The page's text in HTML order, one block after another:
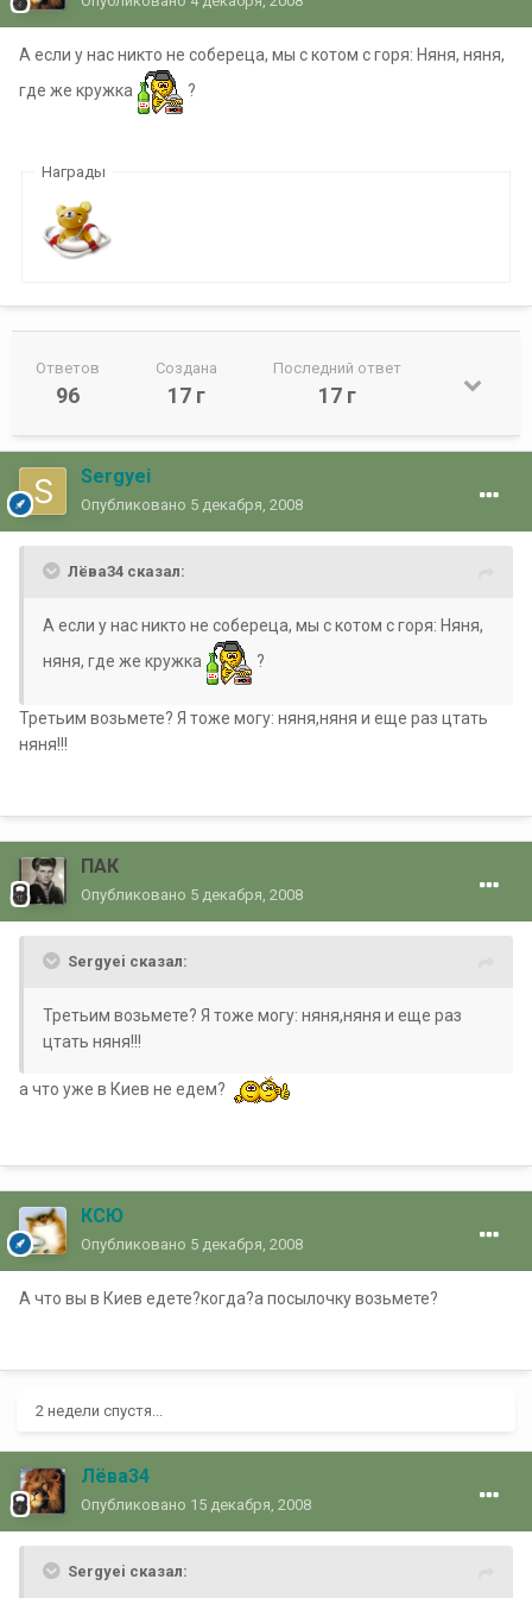
А если у нас никто не собереца, мы с котом с горя: Няня, няня,
где же кружка
?
Награды
Ответов
96
Создана
17 г
Последний ответ
17 г
Sergyei
Опубликовано 5 декабря, 2008
Лёва34 сказал:
А если у нас никто не собереца, мы с котом с горя: Няня,
няня, где же кружка
?
Третьим возьмете? Я тоже могу: няня,няня и еще раз цтать
няня!!!
ПАК
Опубликовано 5 декабря, 2008
Sergyei сказал:
Третьим возьмете? Я тоже могу: няня,няня и еще раз
цтать няня!!!
а что уже в Киев не едем?
КСЮ
Опубликовано 5 декабря, 2008
А что вы в Киев едете?когда?а посылочку возьмете?
2 недели спустя...
Лёва34
Опубликовано 15 декабря, 2008
Sergyei сказал: